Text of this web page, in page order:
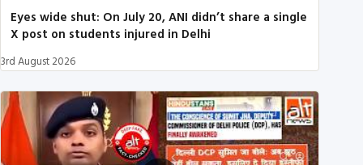
Eyes wide shut: On July 20, ANI didn’t share a single
X post on students injured in Delhi
3rd August 2026